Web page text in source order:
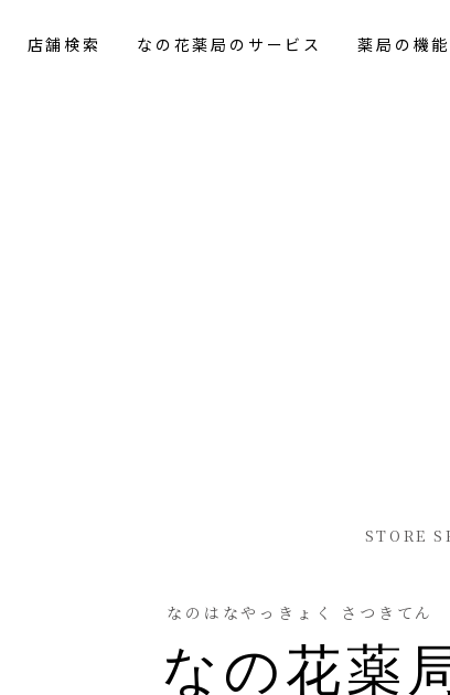
店舗検索 なの花薬局のサービス 薬局の機能
STORE
なのはなやっきょく さつきてん
なの花薬